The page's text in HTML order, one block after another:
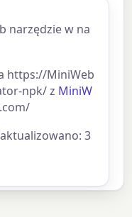
narzędzie w na
https://MiniWeb
npk/ z MiniW
3